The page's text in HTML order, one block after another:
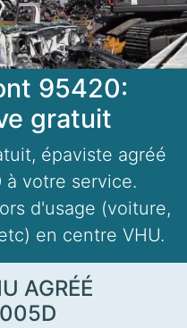
95420:
gratuit
épaviste agréé
à votre service.
d'usage (voiture,
en centre VHU.
AGRÉÉ